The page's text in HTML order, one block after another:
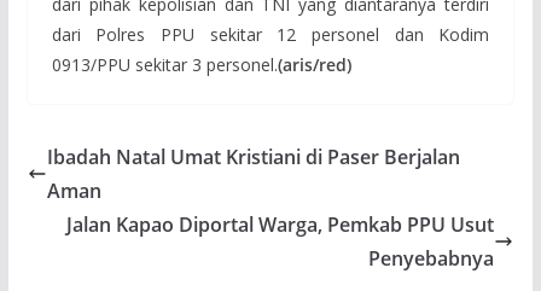
dari Polres PPU sekitar 12 personel dan Kodim
0913/PPU sekitar 3 personel.(aris/red)
Ibadah Natal Umat Kristiani di Paser Berjalan
Aman
Jalan Kapao Diportal Warga, Pemkab PPU Usut
Penyebabnya